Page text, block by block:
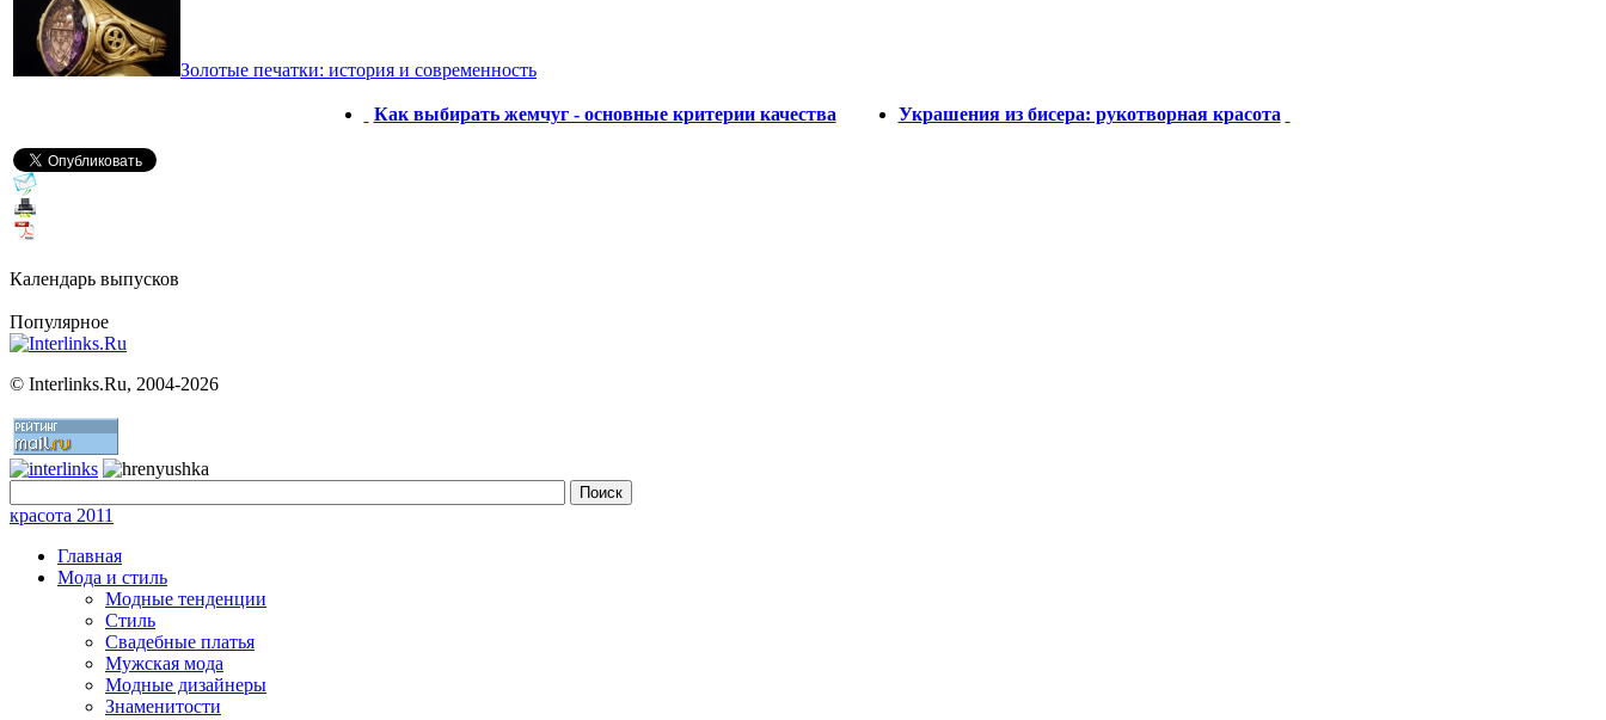
Золотые печатки: история и современность
Как выбирать жемчуг - основные критерии качества Украшения из бисера: рукотворная красота
Календарь выпусков
Популярное
© Interlinks.Ru, 2004-2026
красота 2011
Главная
Мода и стиль
Модные тенденции
Стиль
Свадебные платья
Мужская мода
Модные дизайнеры
Знаменитости